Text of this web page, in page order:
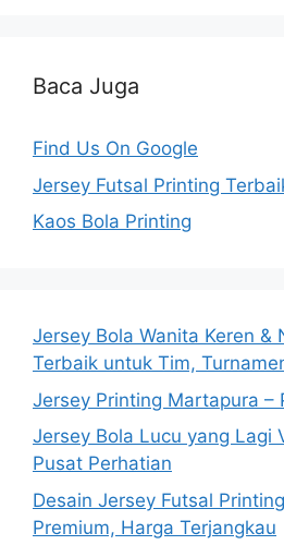
Baca Juga
Find Us On Google
Jersey Futsal Printing
Kaos Bola Printing
Jersey Bola Wanita Keren &
Terbaik untuk Tim,
Jersey Printing Martapura –
Jersey Bola Lucu yang Lagi
Pusat Perhatian
Desain Jersey Futsal
Premium, Harga Terjangkau